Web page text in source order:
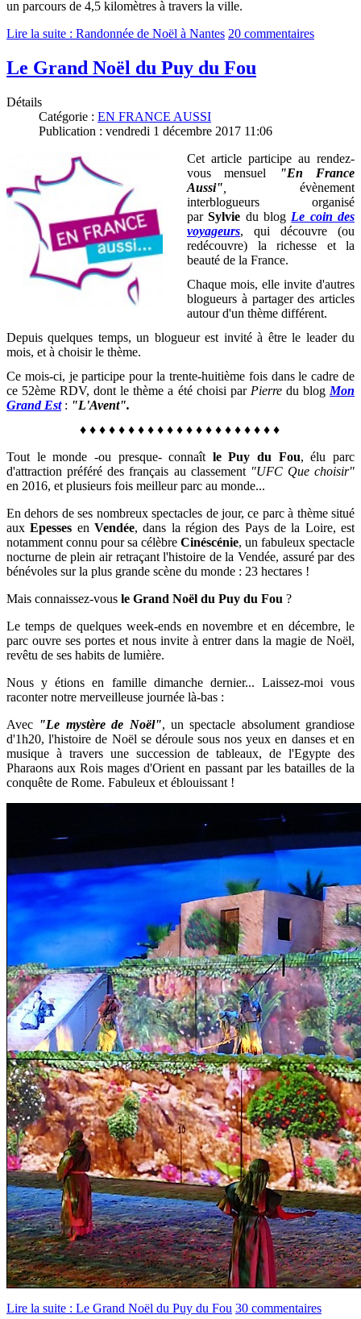
un parcours de 4,5 kilomètres à travers la ville.
Lire la suite : Randonnée de Noël à Nantes 20 commentaires
Le Grand Noël du Puy du Fou
Détails
Catégorie : EN FRANCE AUSSI
Publication : vendredi 1 décembre 2017 11:06
Cet article participe au rendez-
vous mensuel
"En France
Aussi"
évènement
interblogueurs organisé
parSylvie du blog Le coin des
voyageurs, qui découvre (ou
redécouvre) la richesse et la
beauté de la France.
Chaque mois, elle invite d'autres
blogueurs à partager des articles
autour d'un thème différent.
Depuis quelques temps, un blogueur est invité à être le leader du
mois, et à choisir le thème.
Ce mois-ci, je participe pour la trente-huitième fois dans le cadre de
ce 52ème RDV, dont le thème a été choisi par Pierredu blog Mon
Grand Est : "L'Avent".
♦ ♦ ♦ ♦ ♦ ♦ ♦ ♦ ♦ ♦ ♦ ♦ ♦ ♦ ♦ ♦ ♦ ♦ ♦ ♦ ♦
Tout le monde -ou presque- connaît le Puy du Fou, élu parc
d'attraction préféré des français au classement "UFC Que choisir"
en 2016, et plusieurs fois meilleur parc au monde...
En dehors de ses nombreux spectacles de jour, ce parc à thème situé
auxEpesses enVendée, dans la région des Pays de la Loire, est
notamment connu pour sa célèbre Cinéscénie, un fabuleux spectacle
nocturne de plein air retraçant l'histoire de la Vendée, assuré par des
bénévoles sur la plus grande scène du monde : 23 hectares !
Mais connaissez-vous le Grand Noël du Puy du Fou ?
Le temps de quelques week-ends en novembre et en décembre, le
parc ouvre ses portes et nous invite à entrer dans la magie de Noël,
revêtu de ses habits de lumière.
Nous y étions en famille dimanche dernier... Laissez-moi vous
raconter notre merveilleuse journée là-bas :
Avec "Le mystère de Noël", un spectacle absolument grandiose
d'1h20, l'histoire de Noël se déroule sous nos yeux en danses et en
musique à travers une succession de tableaux, del'Egypte des
Pharaons aux Rois mages d'Orient en passant par les batailles de la
conquête de Rome. Fabuleux et éblouissant !
Lire la suite : Le Grand Noël du Puy du Fou 30 commentaires